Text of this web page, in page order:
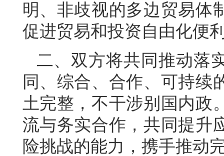
明、非歧视的多边贸易体
促进贸易和投资自由化便
二、双方将共同推动落
同、综合、合作、可持续
土完整，不干涉别国内政
流与务实合作，共同提升
险挑战的能力，携手推动